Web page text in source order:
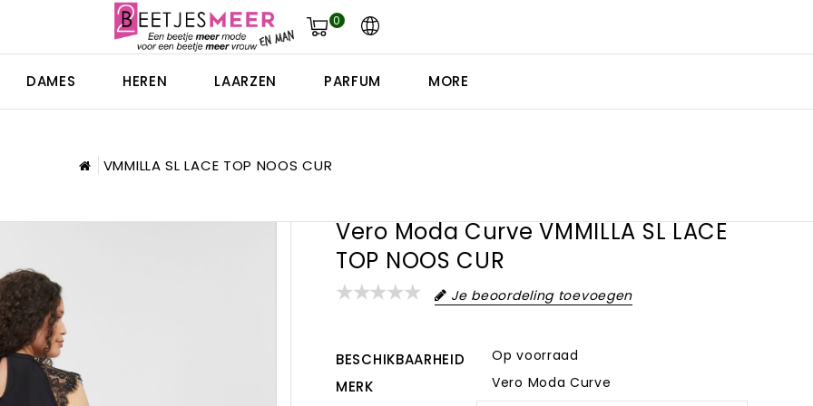
0
DAMES HEREN LAARZEN PARFUM MORE
VMMILLA SL LACE TOP NOOS CUR
Vero Moda Curve VMMILLA SL LACE
TOP NOOS CUR
Je beoordeling toevoegen
BESCHIKBAARHEID Op voorraad
MERK Vero Moda Curve